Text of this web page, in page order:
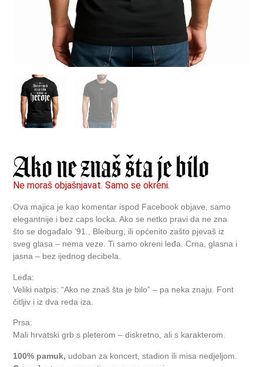
Ako ne znaš šta je bilo
Ne moraš objašnjavat. Samo se okreni.
Ova majica je kao komentar ispod Facebook objave, samo
elegantnije i bez caps locka. Ako se netko pravi da ne zna
što se događalo ’91., Bleiburg, ili općenito zašto pjevaš iz
sveg glasa – nema veze. Ti samo okreni leđa. Crna, glasna i
jasna – bez ijednog decibela.
Leđa:
Veliki natpis: “Ako ne znaš šta je bilo” – pa neka znaju. Font
čitljiv i iz dva reda iza.
Prsa:
Mali hrvatski grb s pleterom – diskretno, ali s karakterom.
100% pamuk, udoban za koncert, stadion ili misa nedjeljom.